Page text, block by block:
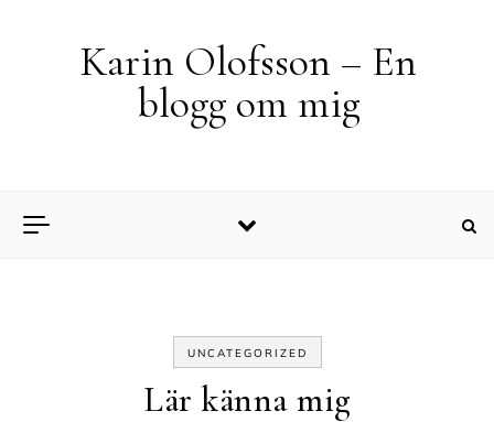
Karin Olofsson – En
blogg om mig
UNCATEGORIZED
Lär känna mig